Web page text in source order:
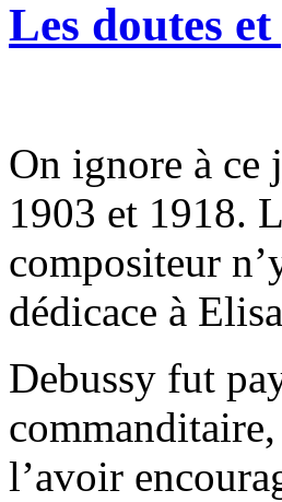
Les doutes
On ignore à ce
1903 et 1918.
compositeur
dédicace à
Debussy fut
l’avoir